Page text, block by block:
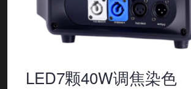
LED7颗40W调焦染色